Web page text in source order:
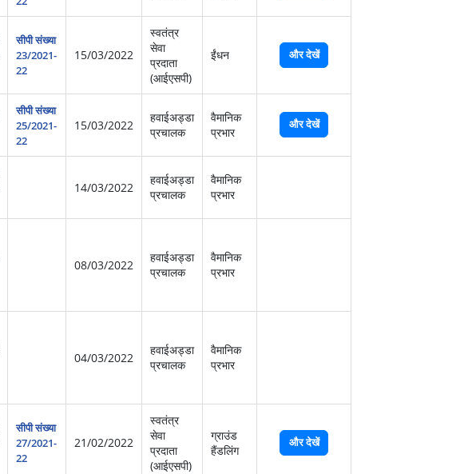
सीपी संख्या
23/2021-
22
15/03/2022
स्‍वतंत्र
सेवा
प्रदाता
(आईएसपी)
ईंधन और देखें
सीपी संख्या
25/2021-
22
15/03/2022
हवाईअड्डा
प्रचालक
वैमानिक
प्रभार
और देखें
14/03/2022
हवाईअड्डा
प्रचालक
वैमानिक
प्रभार
08/03/2022
हवाईअड्डा
प्रचालक
वैमानिक
प्रभार
04/03/2022
हवाईअड्डा
प्रचालक
वैमानिक
प्रभार
सीपी संख्या
27/2021-
22
21/02/2022
स्‍वतंत्र
सेवा
प्रदाता
(आईएसपी)
ग्राउंड
हैंडलिंग
और देखें